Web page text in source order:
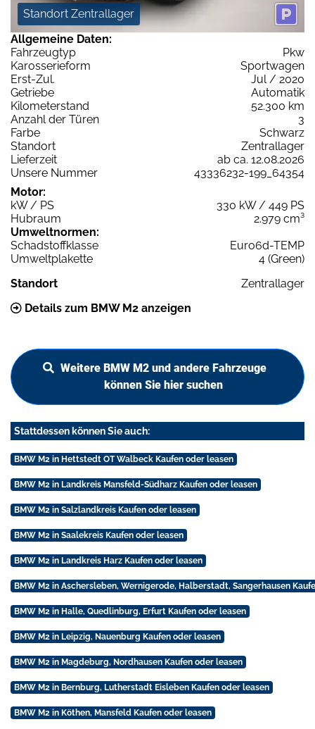
Standort Zentrallager
Allgemeine Daten:
Fahrzeugtyp
Pkw
Karosserieform
Sportwagen
Erst-Zul.
Jul / 2020
Getriebe
Automatik
Kilometerstand
52.300 km
Anzahl der Türen
3
Farbe
Schwarz
Standort
Zentrallager
Lieferzeit
ab ca. 12.08.2026
Unsere Nummer
43336232-199_64354
Motor:
kW / PS
330 kW / 449 PS
Hubraum
2.979 cm³
Umweltnormen:
Schadstoffklasse
Euro6d-TEMP
Umweltplakette
4 (Green)
Standort
Zentrallager
Details zum BMW M2 anzeigen
Weitere BMW M2 und andere Fahrzeuge
können Sie hier suchen
Stattdessen können Sie auch:
BMW M2 in Hettstedt OT Walbeck Kaufen oder leasen
BMW M2 in Landkreis Mansfeld-Südharz Kaufen oder leasen
BMW M2 in Salzlandkreis Kaufen oder leasen
BMW M2 in Saalekreis Kaufen oder leasen
BMW M2 in Landkreis Harz Kaufen oder leasen
BMW M2 in Aschersleben, Wernigerode, Halberstadt, Sangerhausen
BMW M2 in Halle, Quedlinburg, Erfurt Kaufen oder leasen
BMW M2 in Leipzig, Nauenburg Kaufen oder leasen
BMW M2 in Magdeburg, Nordhausen Kaufen oder leasen
BMW M2 in Bernburg, Lutherstadt Eisleben Kaufen oder leasen
BMW M2 in Köthen, Mansfeld Kaufen oder leasen